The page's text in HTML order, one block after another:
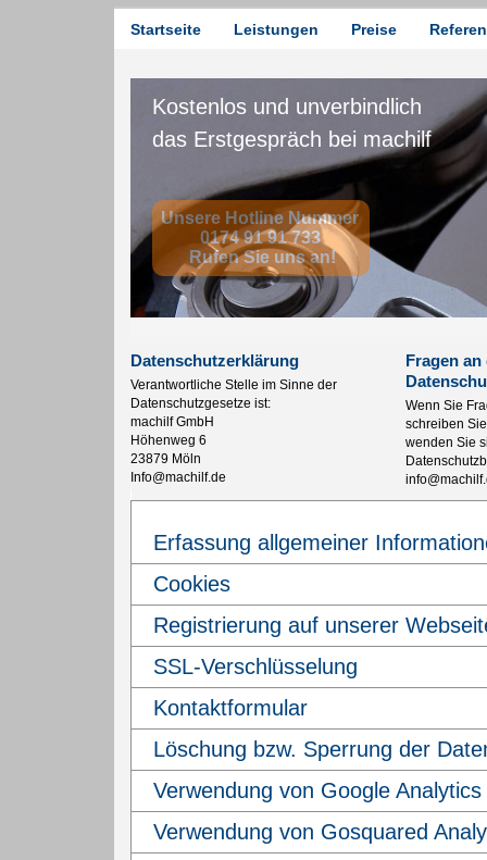
Startseite Leistungen Preise
Datenschutzerklärung
Verantwortliche Stelle im Sinne der
Datenschutzgesetze ist:
machilf GmbH
Höhenweg 6
23879 Möln
Info@machilf.de
Fragen an
Wenn Sie
schreiben
wenden Sie
Erfassung allgemeiner
Cookies
Registrierung auf unserer
SSL-Verschlüsselung
Kontaktformular
Löschung bzw. Sperrung der
Verwendung von Google Analytics
Verwendung von Gosquared